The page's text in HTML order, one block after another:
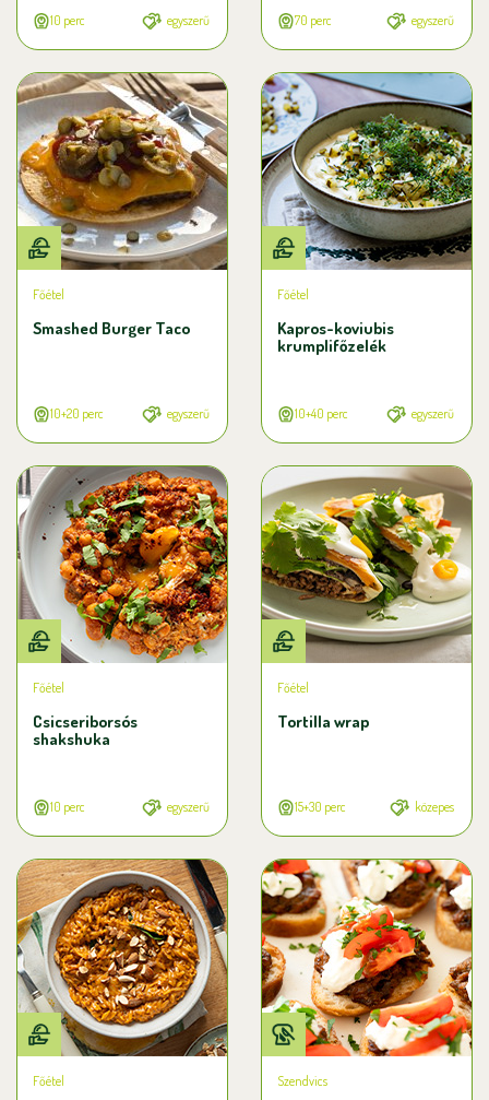
10 perc egyszerű 70 perc egyszerű
Főétel
Smashed Burger Taco
10+20 perc egyszerű
Főétel
Kapros-koviubis
krumplifőzelék
10+40 perc egyszerű
Főétel
Csicseriborsós
shakshuka
10 perc egyszerű
Főétel
Tortilla wrap
15+30 perc közepes
Főétel Szendvics